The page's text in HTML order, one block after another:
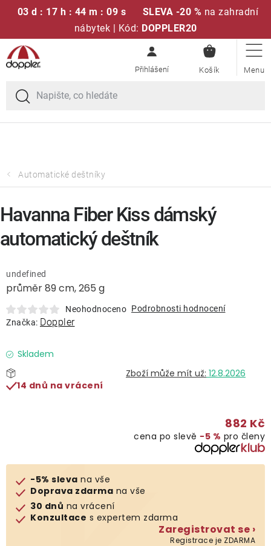
03 d : 17 h : 44 m : 08 s SLEVA -20 % na zahradní
nábytek | Kód: DOPPLER20
Přejít
na
obsah
KOŠÍK
Sedací soupravy
Slunečníky
Lavice a houpačky
Lehátka
Doplňky
Deštníky
Gastro produkty
Klub výhod
Doprava zdarma při nákupu nad 2000 Kč
Automatické deštníky
průměr 89 cm, 265 g
undefined
Neohodnoceno Podrobnosti hodnocení
Značka: Doppler
Skladem
12.8.2026
14 dnů na vrácení
882 Kč
cena po slevě −5 % pro členy
-5% sleva na vše
Doprava zdarma na vše
30 dnů na vrácení
Konzultace s expertem zdarma
Zaregistrovat se ›
Registrace je ZDARMA
Havanna Fiber Kiss dámský
automatický deštník